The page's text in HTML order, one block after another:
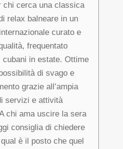
chi cerca una classica
relax balneare in un
curato e
frequentato
cubani in estate. Ottime
di svago e
grazie all’ampia
servizi e attività
chi ama uscire la sera
consiglia di chiedere
è il posto che quel